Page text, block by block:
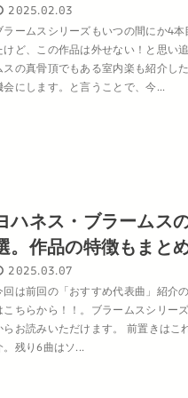
2025.02.03
ラームスシリーズもいつの間にか4
けど、この作品は外せない！と思い
スの真骨頂でもある室内楽も紹介し
会にします。と言うことで、今...
ハネス・ブラームス
。作品の特徴もまと
2025.03.07
回は前回の「おすすめ代表曲」紹介
こちらから！！。ブラームスシリー
らお読みいただけます。 前置きはこ
。残り6曲はソ...